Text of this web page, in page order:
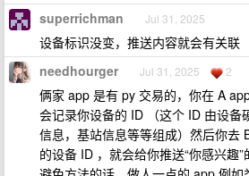
superrichman Jul 31, 2025
设备标识没变，推送内容就会有关联
needhourger Jul 31, 2025 2
俩家 app 是有 py 交易的，你在 A
会记录你设备的 ID （这个 ID 由设备
信息，基站信息等等组成）然后你去
的设备 ID ，就会给你推送“你感兴趣”